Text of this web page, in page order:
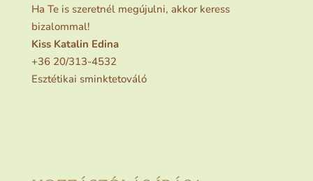
Ha Te is szeretnél megújulni, akkor keress
bizalommal!
Kiss Katalin Edina
+36 20/313-4532
Esztétikai sminktetováló